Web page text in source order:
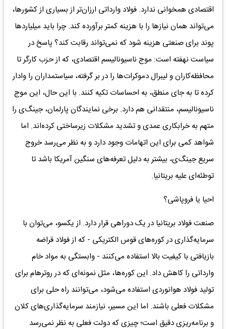
اقتصادی همخوانی ندارد. فولاد وارداتی ارزان‌تر از بسیاری از کشورها،
می‌تواند همان نیازها را با هزینه کمتر برآورده کند. چرا باید میلیاردها
پوند برای صنعتی هزینه شود که نمی‌تواند رقابت کند؟ پاسخ در
سیاست نهفته است: موج ناسیونالیسم اقتصادی، که از حزب کارگر تا
محافظه‌کاران و لیبرال دموکرات‌ها را در بر گرفته، سیاستمداران را وادار
کرده تا به جای منطق، به احساسات تکیه کنند. با این حال، این موج
ناسیونالیسم، منتقدانی هم دارد. برخی نمایندگان پارلمان، جینگ‌ی را
متهم به خرابکاری عمدی و تشدید مشکلات زیرساختی کرده‌اند. اما
شواهد کمی برای این اتهامات وجود دارد و به نظر می‌رسد خروج
سریع جینگ‌ی، بیشتر به دلیل تعرفه‌های سنگین آمریکا باشد تا
توطئه‌ای علیه بریتانیا.
احیا یا فروپاشی؟
صنعت فولاد بریتانیا در یک دوراهی قرار دارد. از یکسو، می‌توان با
سرمایه‌گذاری در کوره‌های قوس الکتریکی - که از فولاد قراضه
بازیافتی با کیفیت بالا استفاده می‌کنند - وابستگی به مواد خام
وارداتی را کاهش داد. این کوره‌ها، مثل نمونه‌ای که در روترهام برای
تولید فولاد هوانوردی استفاده می‌شود، می‌توانند راه حلی برای
مشکلات فعلی باشند. اما این مسیر، نیازمند سرمایه‌گذاری‌های کلان
و برنامه‌ریزی دقیق است؛ چیزی که دولت فعلی به نظر نمی‌رسد